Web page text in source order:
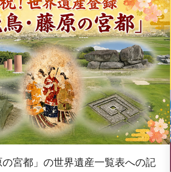
の宮都」の世界遺産一覧表への記